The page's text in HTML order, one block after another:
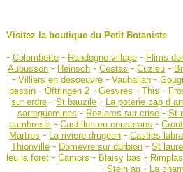
Visitez la boutique du Petit Botaniste
- Colombotte- Randogne-village- Flims
Aubusson - Heinsch -Cestas -Cuzieu -
- Villiers en desoeuvre- Vauhallan-
bessin -Oftringen 2 -Gesvres -This -
sur erdre -St bauzile - La poterie cap d
sarreguemines - Rozieres sur crise- St
cambresis -Castillon en couserans -
Martres - La riviere drugeon -Casties
Thionville- Domevre sur durbion- St
leu la foret- Camors - Blaisy bas - Rimplas
- Stein ag- La